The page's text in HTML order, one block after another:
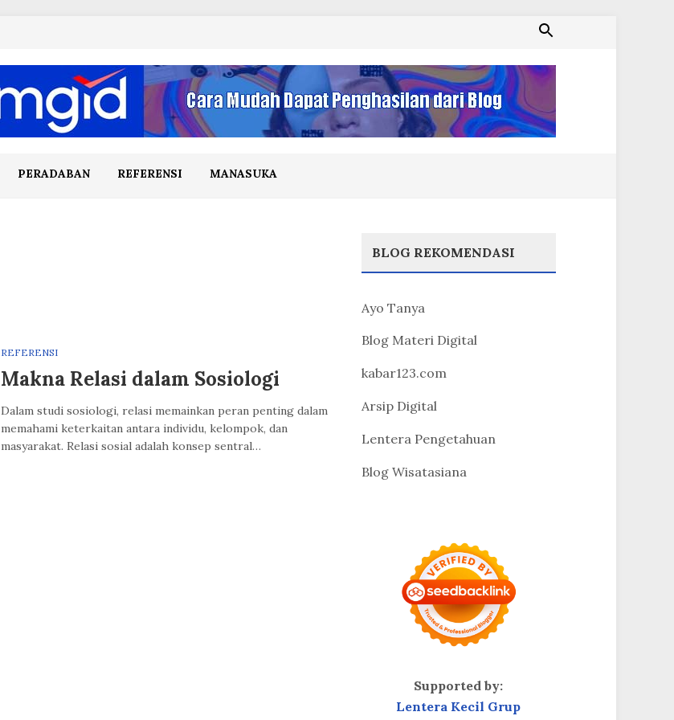
PERADABAN REFERENSI MANASUKA
REFERENSI
Makna Relasi dalam Sosiologi
Dalam studi sosiologi, relasi memainkan peran penting dalam
memahami keterkaitan antara individu, kelompok, dan
masyarakat. Relasi sosial adalah konsep sentral…
BLOG REKOMENDASI
Ayo Tanya
Blog Materi Digital
kabar123.com
Arsip Digital
Lentera Pengetahuan
Blog Wisatasiana
Supported by:
Lentera Kecil Grup